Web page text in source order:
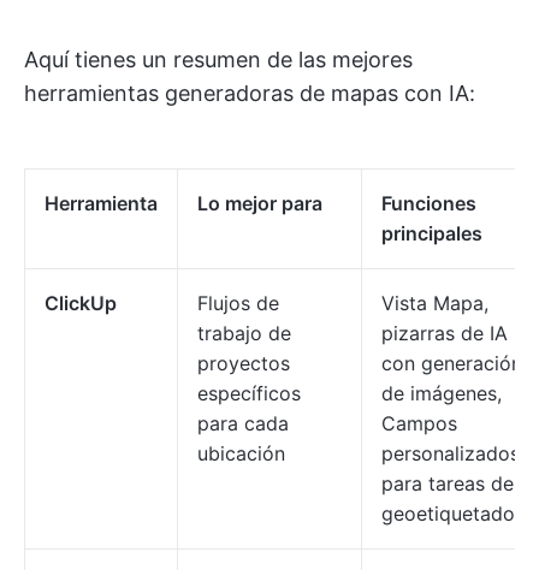
Aquí tienes un resumen de las mejores
herramientas generadoras de mapas con IA:
Herramienta Lo mejor para
Funciones
principales
ClickUp
Flujos de
trabajo de
proyectos
específicos
para cada
ubicación
Vista Mapa,
pizarras de IA
con generación
de imágenes,
Campos
personalizados
para tareas de
geoetiquetado.